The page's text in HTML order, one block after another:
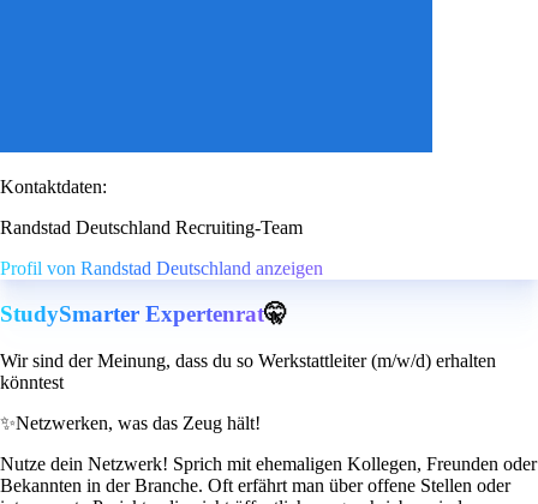
Kontaktdaten:
Randstad Deutschland Recruiting-Team
Profil von Randstad Deutschland anzeigen
StudySmarter Expertenrat🤫
Wir sind der Meinung, dass du so Werkstattleiter (m/w/d) erhalten
könntest
✨Netzwerken, was das Zeug hält!
Nutze dein Netzwerk! Sprich mit ehemaligen Kollegen, Freunden oder
Bekannten in der Branche. Oft erfährt man über offene Stellen oder